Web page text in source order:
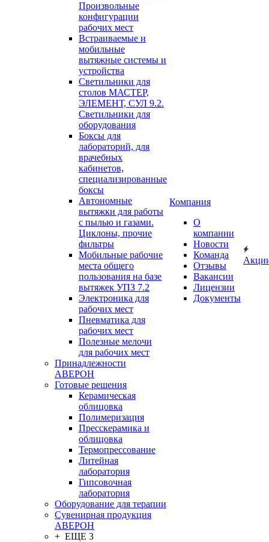
Произвольные
конфигурации
рабочих мест
Встраиваемые и
мобильные
вытяжные системы и
устройства
Светильники для
столов МАСТЕР,
ЭЛЕМЕНТ, СУЛ 9.2.
Светильники для
оборудования
Боксы для
лабораторий, для
врачебных
кабинетов,
специализированные
боксы
Автономные
вытяжки для работы
с пылью и газами.
Циклоны, прочие
фильтры
Мобильные рабочие
места общего
пользования на базе
вытяжек УПЗ 7.2
Электроника для
рабочих мест
Пневматика для
рабочих мест
Полезные мелочи
для рабочих мест
Принадлежности
АВЕРОН
Готовые решения
Керамическая
облицовка
Полимеризация
Пресскерамика и
облицовка
Термопрессование
Литейная
лаборатория
Гипсовочная
лаборатория
Оборудование для терапии
Сувенирная продукция
АВЕРОН
+ ЕЩЕ 3
Компания
О
компании
Новости
Команда
Отзывы
Вакансии
Лицензии
Документы